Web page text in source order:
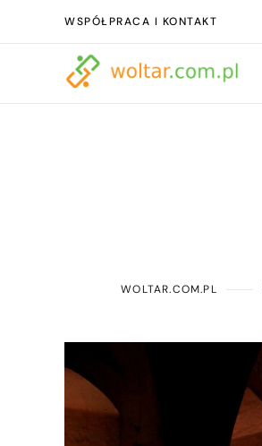
WSPÓŁPRACA I KONTAKT
WOLTAR.COM.PL